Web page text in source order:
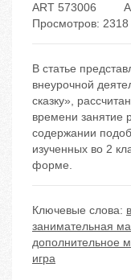
ART 573006
Просмотров: 2318
В статье
внеурочной
сказку»,
времени занятие
содержании
изученных во 2
форме.
Ключевые слова:
занимательная
дополнительное
игра